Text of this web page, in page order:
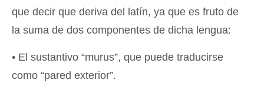
que decir que deriva del latín, ya que es fruto de
la suma de dos componentes de dicha lengua:
• El sustantivo “murus”, que puede traducirse
como “pared exterior”.